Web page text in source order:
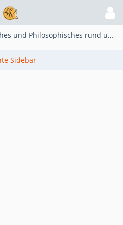
Praktisches, Psychologisches und Philosophisches rund um unser Hobby